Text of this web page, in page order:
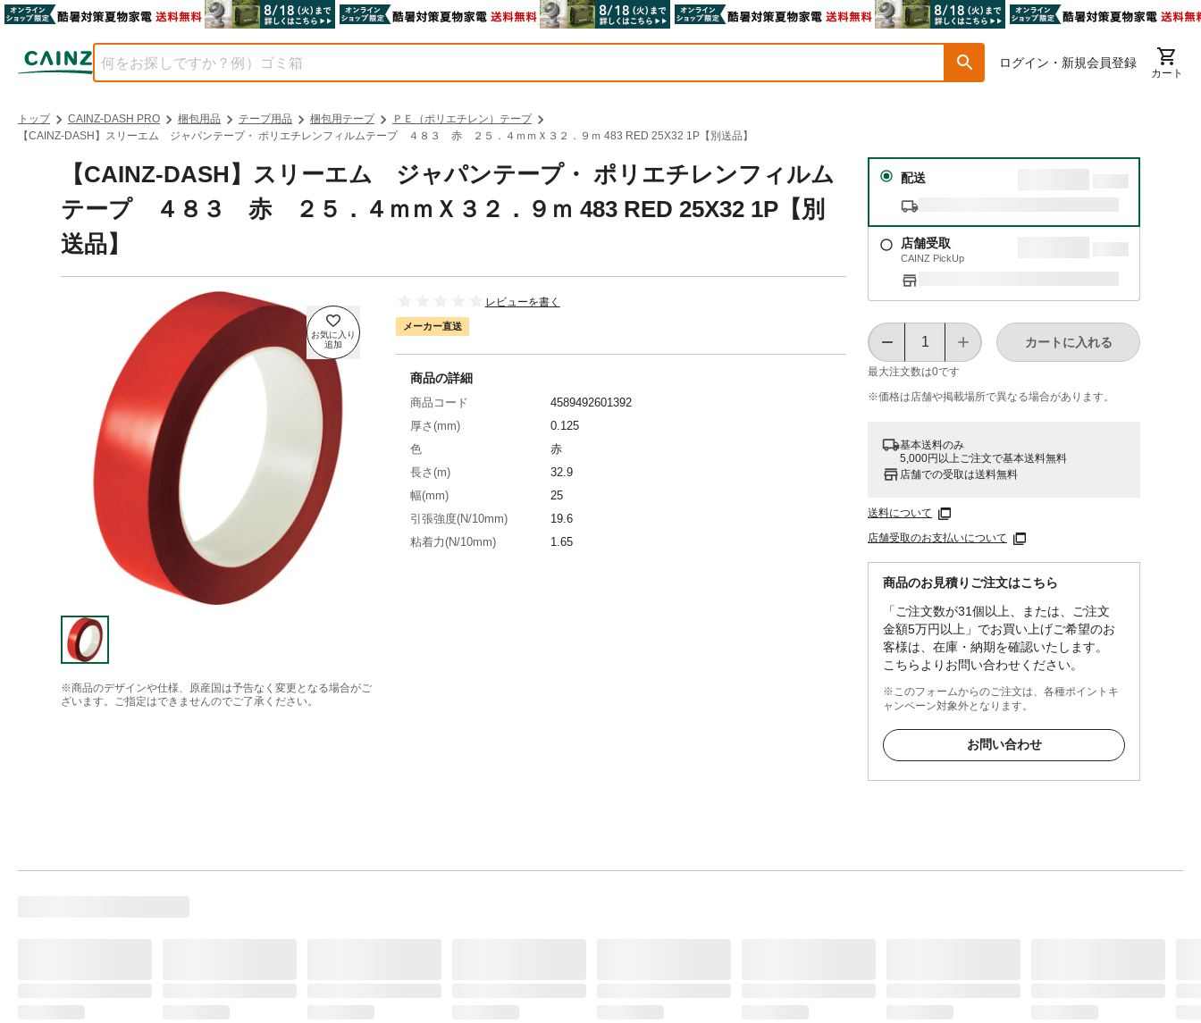
ログイン・新規会員登録
カート
トップ CAINZ-DASH PRO 梱包用品 テープ用品 梱包用テープ
ＰＥ（ポリエチレン）テープ
【CAINZ-DASH】スリーエム ジャパンテープ・ ポリエチレンフィルムテープ ４８３ 赤 ２５．４ｍｍＸ３２．９ｍ 483 RED 25X32 1P【別送品】
【CAINZ-DASH】スリーエム ジャパンテープ・ ポリエチレンフィルム
テープ ４８３ 赤 ２５．４ｍｍＸ３２．９ｍ 483 RED 25X32 1P【別
送品】
※商品のデザインや仕様、原産国は予告なく変更となる場合がご
ざいます。ご指定はできませんのでご了承ください。
レビューを書く
メーカー直送
配送
店舗受取
CAINZ PickUp
最大注文数は0です
カートに入れる
※価格は​店舗や​掲載場所で​異なる​場合が​あります。
基本送料のみ
5,000円以上ご注文で基本送料無料
店舗での受取は送料無料
送料について
店舗受取のお支払いについて
商品のお見積りご注文はこちら
「ご注文数が31個以上、または、ご注文
金額5万円以上」でお買い上げご希望のお
客様は、在庫・納期を確認いたします。
こちらよりお問い合わせください。
※このフォームからのご注文は、各種ポイントキ
ャンペーン対象外となります。
お問い合わせ
商品の詳細
商品コード
4589492601392
厚さ(mm)
0.125
色
赤
長さ(m)
32.9
幅(mm)
25
引張強度(N/10mm)
19.6
粘着力(N/10mm)
1.65